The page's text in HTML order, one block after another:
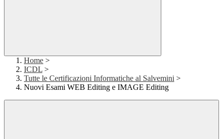
Home >
ICDL >
Tutte le Certificazioni Informatiche al Salvemini >
Nuovi Esami WEB Editing e IMAGE Editing